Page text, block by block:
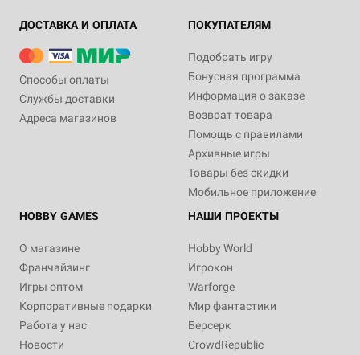
ДОСТАВКА И ОПЛАТА
Способы оплаты
Службы доставки
Адреса магазинов
ПОКУПАТЕЛЯМ
Подобрать игру
Бонусная программа
Информация о заказе
Возврат товара
Помощь с правилами
Архивные игры
Товары без скидки
Мобильное приложение
HOBBY GAMES
О магазине
Франчайзинг
Игры оптом
Корпоративные подарки
Работа у нас
Новости
НАШИ ПРОЕКТЫ
Hobby World
Игрокон
Warforge
Мир фантастики
Берсерк
CrowdRepublic